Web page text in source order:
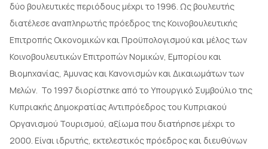
δύο βουλευτικές περιόδους μέχρι το 1996. Ως βουλευτής
διατέλεσε αναπληρωτής πρόεδρος της Κοινοβουλευτικής
Επιτροπής Οικονομικών και Προϋπολογισμού και μέλος των
Κοινοβουλευτικών Επιτροπών Νομικών, Εμπορίου και
Βιομηχανίας, Άμυνας και Κανονισμών και Δικαιωμάτων των
Μελών. Το 1997 διορίστηκε από το Υπουργικό Συμβούλιο της
Κυπριακής Δημοκρατίας Αντιπρόεδρος του Κυπριακού
Οργανισμού Τουρισμού, αξίωμα που διατήρησε μέχρι το
2000. Είναι ιδρυτής, εκτελεστικός πρόεδρος και διευθύνων